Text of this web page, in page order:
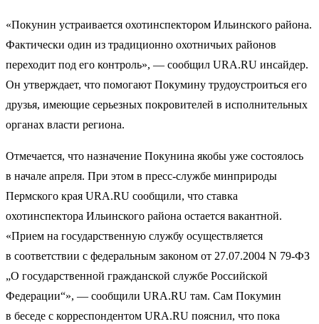
«Покунин устраивается охотинспектором Ильинского района.
Фактически один из традиционно охотничьих районов
переходит под его контроль», — сообщил URA.RU инсайдер.
Он утверждает, что помогают Покумину трудоустроиться его
друзья, имеющие серьезных покровителей в исполнительных
органах власти региона.
Отмечается, что назначение Покунина якобы уже состоялось
в начале апреля. При этом в пресс-службе минприроды
Пермского края URA.RU сообщили, что ставка
охотинспектора Ильинского района остается вакантной.
«Прием на государственную службу осуществляется
в соответствии с федеральным законом от 27.07.2004 N 79-ФЗ
„О государственной гражданской службе Российской
Федерации“», — сообщили URA.RU там. Сам Покумин
в беседе с корреспондентом URA.RU пояснил, что пока